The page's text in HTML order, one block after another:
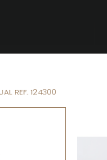
REF. 124300